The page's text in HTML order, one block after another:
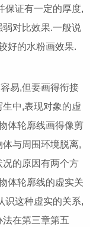
保证有一定的厚度,
对比效果.一般说
好的水粉画效果.
易,但要画得衔接
中,表现对象的虚
体轮廓线画得像剪
与周围环境脱离,
的原因有两个方
体轮廓线的虚实关
识这种虚实的关系,
在第三章第五